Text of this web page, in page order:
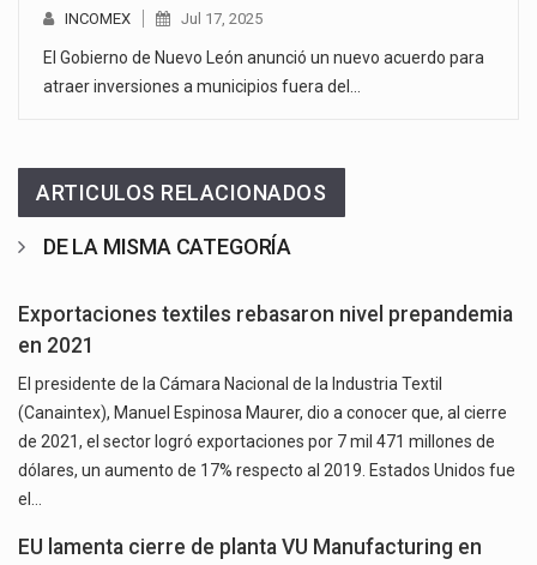
INCOMEX Jul 17, 2025
El Gobierno de Nuevo León anunció un nuevo acuerdo para
atraer inversiones a municipios fuera del…
ARTICULOS RELACIONADOS
DE LA MISMA CATEGORÍA
Exportaciones textiles rebasaron nivel prepandemia
en 2021
El presidente de la Cámara Nacional de la Industria Textil
(Canaintex), Manuel Espinosa Maurer, dio a conocer que, al cierre
de 2021, el sector logró exportaciones por 7 mil 471 millones de
dólares, un aumento de 17% respecto al 2019. Estados Unidos fue
el…
EU lamenta cierre de planta VU Manufacturing en